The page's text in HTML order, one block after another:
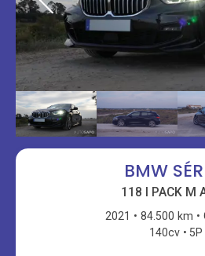
BMW
118 I PACK M
2021 84.500 km
140cv
5P